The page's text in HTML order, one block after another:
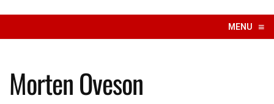
MENU ≡
☰
Morten Oveson